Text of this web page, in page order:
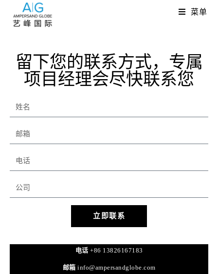
菜单
留下您的联系方式，专属
项目经理会尽快联系您
立即联系
电话 +86 13826167183
邮箱 info@ampersandglobe.com